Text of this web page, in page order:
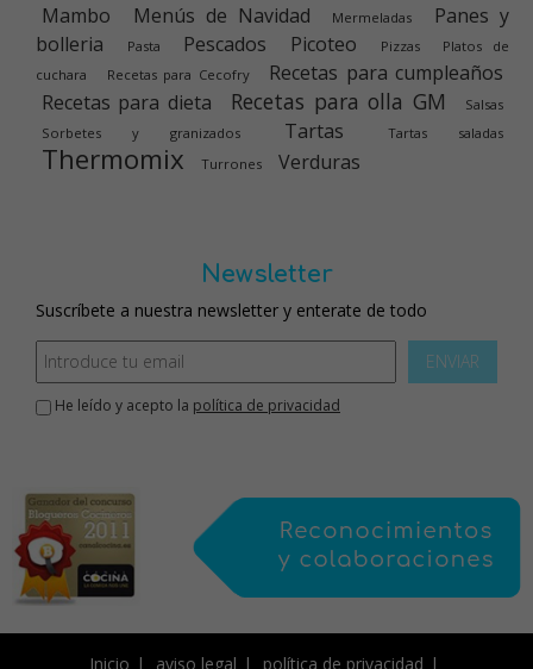
Mambo Menús de Navidad Mermeladas
Panes y
bolleria
Pasta Pescados Picoteo Pizzas
Platos de
cuchara
Recetas para Cecofry
Recetas para cumpleaños
Recetas para dieta
Recetas para olla GM
Salsas
Sorbetes y granizados
Tartas Tartas saladas
Thermomix Turrones Verduras
Newsletter
Suscríbete a nuestra newsletter y enterate de todo
ENVIAR
He leído y acepto la política de privacidad
Inicio aviso legal política de privacidad